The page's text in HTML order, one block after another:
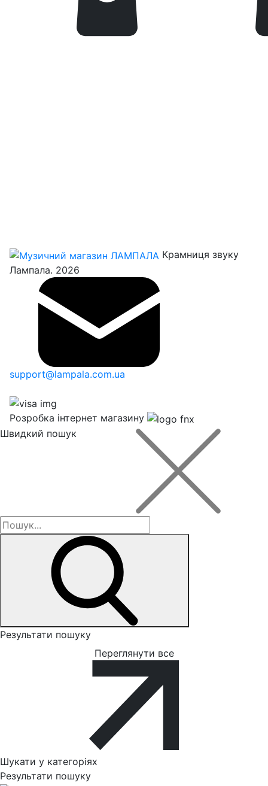
Крамниця звуку
Лампала. 2026
support@lampala.com.ua
Розробка інтернет магазину
Швидкий пошук
Результати пошуку
Переглянути все
Шукати у категоріях
Результати пошуку